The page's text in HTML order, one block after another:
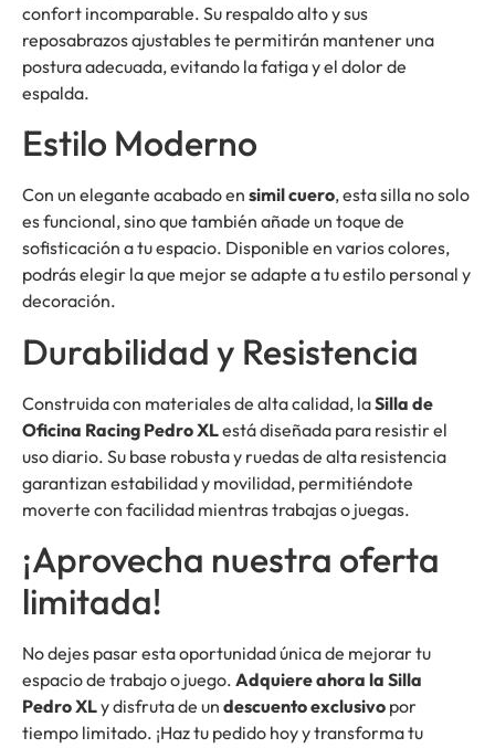
confort incomparable. Su respaldo alto y sus
reposabrazos ajustables te permitirán mantener una
postura adecuada, evitando la fatiga y el dolor de
espalda.
Estilo Moderno
Con un elegante acabado en simil cuero, esta silla no solo
es funcional, sino que también añade un toque de
sofisticación a tu espacio. Disponible en varios colores,
podrás elegir la que mejor se adapte a tu estilo personal y
decoración.
Durabilidad y Resistencia
Construida con materiales de alta calidad, laSilla de
Oficina Racing Pedro XLestá diseñada para resistir el
uso diario. Su base robusta y ruedas de alta resistencia
garantizan estabilidad y movilidad, permitiéndote
moverte con facilidad mientras trabajas o juegas.
¡Aprovecha nuestra oferta
limitada!
No dejes pasar esta oportunidad única de mejorar tu
espacio de trabajo o juego. Adquiere ahora la Silla
Pedro XLy disfruta de un descuento exclusivo por
tiempo limitado. ¡Haz tu pedido hoy y transforma tu